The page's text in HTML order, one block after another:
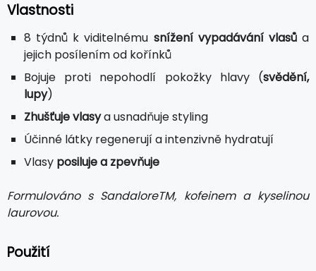
Vlastnosti
8 týdnů k viditelnému snížení vypadávání vlasůa
jejich posílením od kořínků
Bojuje proti nepohodlí pokožky hlavy (svědění,
lupy)
Zhušťuje vlasya usnadňuje styling
Účinné látky regenerují a intenzivně hydratují
Vlasy posiluje a zpevňuje
Formulováno s SandaloreTM, kofeinem a kyselinou
laurovou.
Použití